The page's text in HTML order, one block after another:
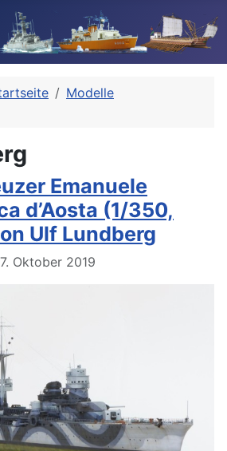
Modelle
Emanuele
d’Aosta (1/350,
Ulf Lundberg
Oktober 2019